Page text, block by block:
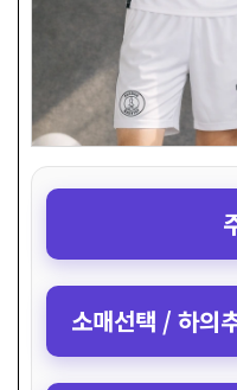
소매선택 / 하의